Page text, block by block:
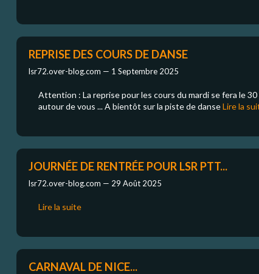
REPRISE DES COURS DE DANSE
lsr72.over-blog.com — 1 Septembre 2025
Attention : La reprise pour les cours du mardi se fera le
autour de vous ... A bientôt sur la piste de danseLire la
JOURNÉE DE RENTRÉE POUR LSR PTT...
lsr72.over-blog.com — 29 Août 2025
Lire la suite
CARNAVAL DE NICE...